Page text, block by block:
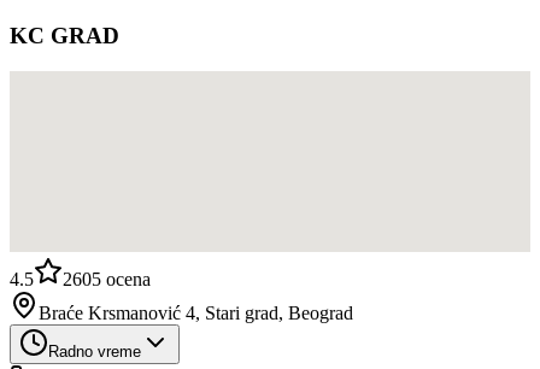
KC GRAD
4.5 2605 ocena
Braće Krsmanović 4, Stari grad, Beograd
Radno vreme